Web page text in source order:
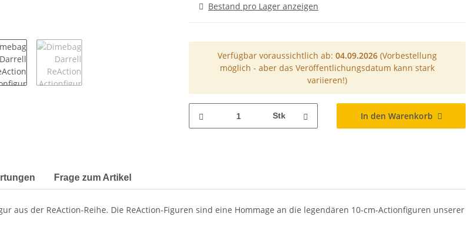
Bestand pro Lager anzeigen
Verfügbar voraussichtlich ab: 04.09.2026 (Vorbestellung
möglich - aber das Veröffentlichungsdatum kann stark
variieren!)
Stk In den Warenkorb
Frage zum Artikel
aus der ReAction-Reihe. Die ReAction-Figuren sind eine Hommage an die legendären 10-cm-Actionfiguren unserer